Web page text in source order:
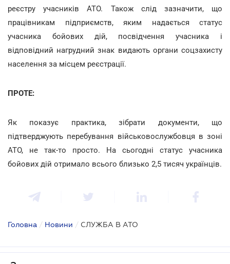
реєстру учасників АТО. Також слід зазначити, що
працівникам підприємств, яким надається статус
учасника бойових дій, посвідчення учасника і
відповідний нагрудний знак видають органи соцзахисту
населення за місцем реєстрації.
ПРОТЕ:
Як показує практика, зібрати документи, що
підтверджують перебування військовослужбовця в зоні
АТО, не так-то просто. На сьогодні статус учасника
бойових дій отримало всього близько 2,5 тисяч українців.
Головна / Новини / СЛУЖБА В АТО